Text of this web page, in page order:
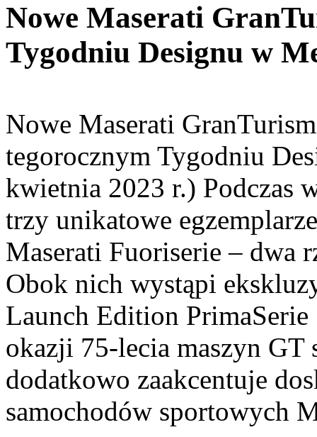
Nowe Maserati
Tygodniu Designu w
Nowe Maserati
tegorocznym Tygodniu
kwietnia 2023 r.) Podczas
trzy unikatowe
Maserati Fuoriserie – dwa
Obok nich wystąpi
Launch Edition
okazji 75-lecia maszyn GT
dodatkowo zaakcentuje
samochodów sportowych